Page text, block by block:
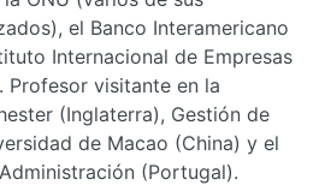
el Banco Interamericano
Internacional de Empresas
Profesor visitante en la
(Inglaterra), Gestión de
de Macao (China) y el
(Portugal).